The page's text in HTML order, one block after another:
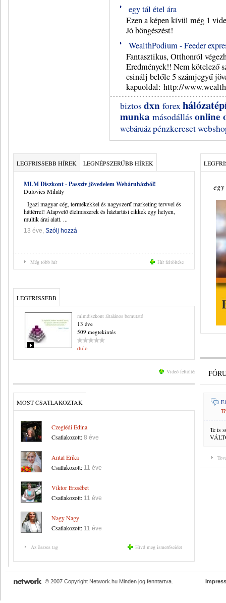
egy tál étel ára
Ezen a képen kívül még 1
Jó böngészést!
WealthPodium - Feeder
Fantasztikus, Otthonról
Eredmények!! Nem kötelező
csinálj belőle 5 számjegyű
kapuoldal: http://
biztos dxn forex
munka másodállás online
webáruázpénzkereset
LEGFRISSEBB HÍREK LEGNÉPSZERŰBB HÍREK
MLM Diszkont - Passziv jövedelem Webáruházból!
Dulovics Mihály
Igazi magyar cég, termékekkel és nagyszerű marketing tervvel és
háttérrel! Alapvető élelmiszerek és háztartási cikkek egy helyen,
multik árai alatt. ...
13 éve, Szólj hozzá
Még több hír Hír feltöltése
LEGFRISSEBB
mlmdiszkont általános bemutató
13 éve
509 megtekintés
dulo
Videó feltöltése
MOST CSATLAKOZTAK
Czeglédi Edina
Csatlakozott: 8 éve
Antal Erika
Csatlakozott: 11 éve
Viktor Erzsébet
Csatlakozott: 11 éve
Nagy Nagy
Csatlakozott: 11 éve
Az összes tag Hívd meg ismerőseidet
Te is
© 2007 Copyright Network.hu Minden jog fenntartva.